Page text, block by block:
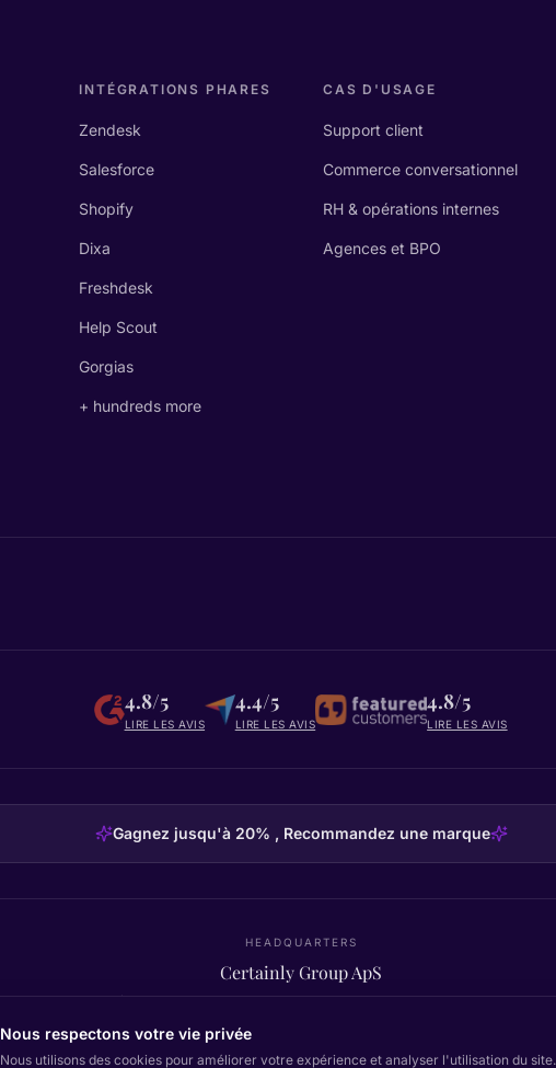
INTÉGRATIONS PHARES
Zendesk
Salesforce
Shopify
Dixa
Freshdesk
Help Scout
Gorgias
+ hundreds more
CAS D'USAGE
Support client
Commerce conversationnel
RH & opérations internes
Agences et BPO
4.8/5
LIRE LES AVIS
4.4/5
LIRE LES AVIS
4.8/5
LIRE LES AVIS
Gagnez jusqu'à 20% , Recommandez une marque
HEADQUARTERS
Certainly Group ApS
C/O GRROW, Pilestræde 52A · 1112 København K · Denmark
Nous respectons votre vie privée
Nous utilisons des cookies pour améliorer votre expérience et analyser l'utilisation du